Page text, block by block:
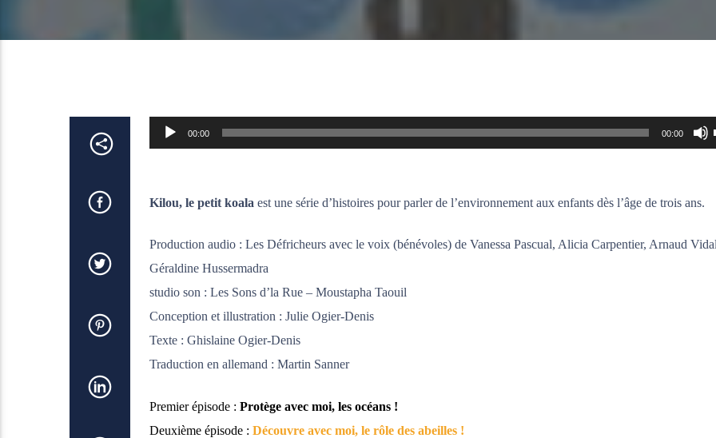
Lecteur
audio
00:00 00:00
Kilou, le petit koala est une série d’histoires pour parler de l’environnement aux enfants dès l’âge de trois ans.
Production audio : Les Défricheurs avec le voix (bénévoles) de Vanessa Pascual, Alicia Carpentier, Arnaud
Géraldine Hussermadra
studio son : Les Sons d’la Rue – Moustapha Taouil
Conception et illustration : Julie Ogier-Denis
Texte : Ghislaine Ogier-Denis
Traduction en allemand : Martin Sanner
Premier épisode : Protège avec moi, les océans !
Deuxième épisode : Découvre avec moi, le rôle des abeilles !